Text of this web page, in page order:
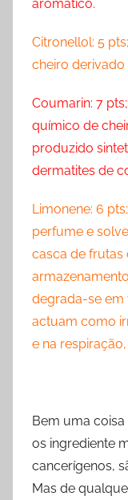
aromático.
Citronellol: 5
cheiro derivado
Coumarin: 7
químico de
produzido
dermatites de
Limonene: 6
perfume e
casca de frutas
degrada-se
actuam como
e na respiração,
Bem uma
os ingrediente
cancerígenos,
Mas de